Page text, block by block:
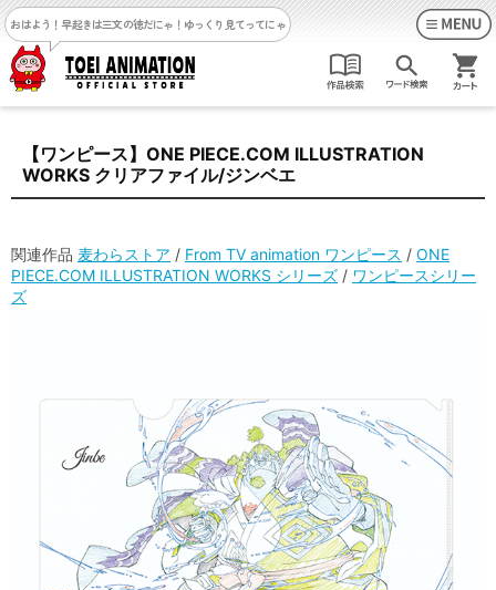
おはよう！早起きは三文の徳だにゃ！ ゆっくり見てってにゃ
【ワンピース】ONE PIECE.COM ILLUSTRATION
WORKS クリアファイル/ジンベエ
関連作品 麦わらストア / From TV animation ワンピース / ONE
PIECE.COM ILLUSTRATION WORKS シリーズ / ワンピースシリー
ズ